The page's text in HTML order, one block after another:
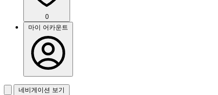
0
마이 어카운트
네비게이션 보기